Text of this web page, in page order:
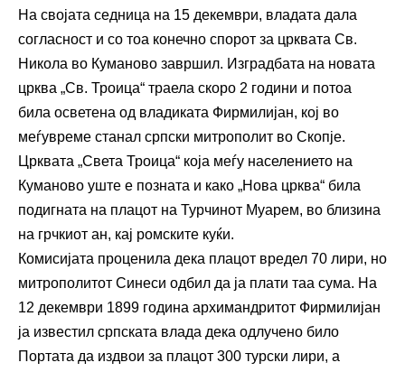
На својата седница на 15 декември, владата дала
согласност и со тоа конечно спорот за црквата Св.
Никола во Куманово завршил. Изградбата на новата
црква „Св. Троица“ траела скоро 2 години и потоа
била осветена од владиката Фирмилијан, кој во
меѓувреме станал српски митрополит во Скопје.
Црквата „Света Троица“ која меѓу населението на
Куманово уште е позната и како „Нова црква“ била
подигната на плацот на Турчинот Муарем, во близина
на грчкиот ан, кај ромските куќи.
Комисијата проценила дека плацот вредел 70 лири, но
митрополитот Синеси одбил да ја плати таа сума. На
12 декември 1899 година архимандритот Фирмилијан
ја известил српската влада дека одлучено било
Портата да издвои за плацот 300 турски лири, а